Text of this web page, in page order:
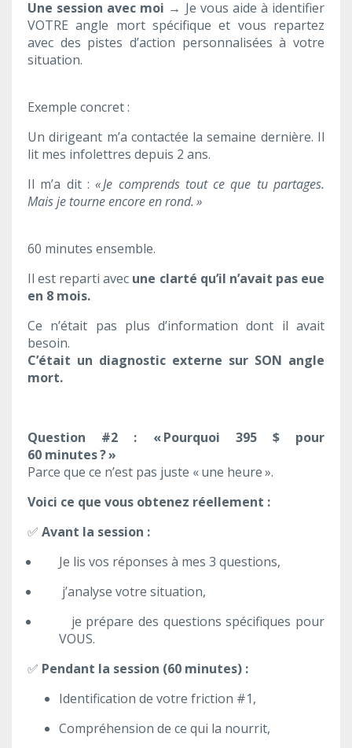
Une session avec moi → Je vous aide à identifier
VOTRE angle mort spécifique et vous repartez
avec des pistes d’action personnalisées à votre
situation.
Exemple concret :
Un dirigeant m’a contactée la semaine dernière. Il
lit mes infolettres depuis 2 ans.
Il m’a dit : « Je comprends tout ce que tu partages.
Mais je tourne encore en rond. »
60 minutes ensemble.
Il est reparti avec une clarté qu’il n’avait pas eue
en 8 mois.
Ce n’était pas plus d’information dont il avait
besoin.
C’était un diagnostic externe sur SON angle
mort.
Question #2 : « Pourquoi 395 $ pour
60 minutes ? »
Parce que ce n’est pas juste « une heure ».
Voici ce que vous obtenez réellement :
✅ Avant la session :
Je lis vos réponses à mes 3 questions,
j’analyse votre situation,
je prépare des questions spécifiques pour
VOUS.
✅ Pendant la session (60 minutes) :
Identification de votre friction #1,
Compréhension de ce qui la nourrit,